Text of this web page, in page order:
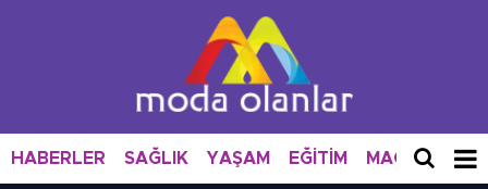
HABERLER SAĞLIK YAŞAM EĞİTİM MAGAZİN